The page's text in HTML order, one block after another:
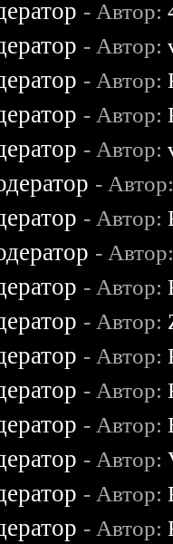
- Автор:
- Автор:
- Автор:
- Автор:
- Автор:
-
- Автор:
-
- Автор:
- Автор:
- Автор:
- Автор:
- Автор:
- Автор:
- Автор:
- Автор: